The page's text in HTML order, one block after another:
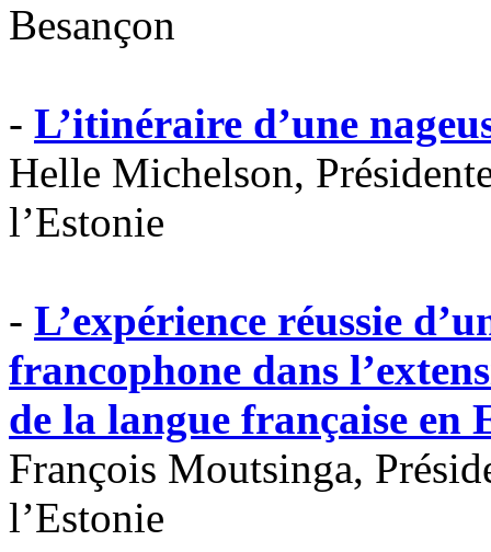
Besançon
- L’itinéraire d’une
Helle Michelson,
l’Estonie
- L’expérience réussie
francophone dans
de la langue française en
François Moutsinga,
l’Estonie